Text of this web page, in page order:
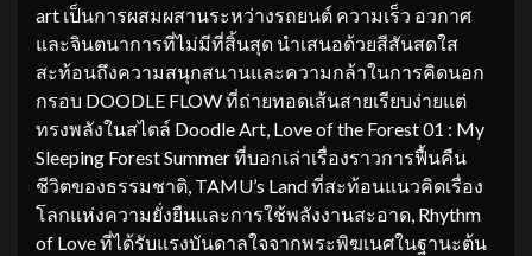
art เป็นการผสมผสานระหว่างรถยนต์ ความเร็ว อวกาศ
และจินตนาการที่ไม่มีที่สิ้นสุด นำเสนอด้วยสีสันสดใส
สะท้อนถึงความสนุกสนานและความกล้าในการคิดนอก
กรอบ DOODLE FLOW ที่ถ่ายทอดเส้นสายเรียบง่ายแต่
ทรงพลังในสไตล์ Doodle Art, Love of the Forest 01 : My
Sleeping Forest Summer ที่บอกเล่าเรื่องราวการฟื้นคืน
ชีวิตของธรรมชาติ, TAMU’s Land ที่สะท้อนแนวคิดเรื่อง
โลกแห่งความยั่งยืนและการใช้พลังงานสะอาด, Rhythm
of Love ที่ได้รับแรงบันดาลใจจากพระพิฆเนศในฐานะต้น